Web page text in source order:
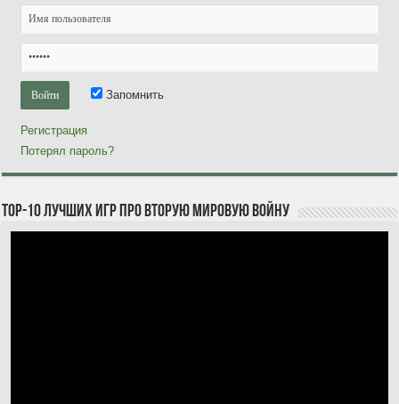
Запомнить
Регистрация
Потерял пароль?
TOP-10 лучших игр про Вторую мировую войну